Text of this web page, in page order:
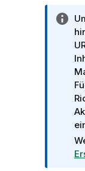
I
n
f
o
r
m
a
t
i
o
n